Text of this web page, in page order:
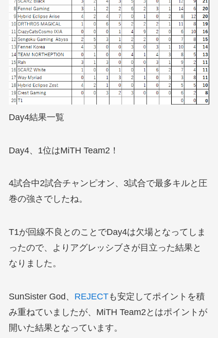
Day4結果一覧
Day4、1位はMiTH Team2！
4試合中2試合チャンピオン、3試合で最多キルと圧
巻の強さでしたね。
T1が回線不良とのことでDay4は欠場となってしま
ったので、よりアグレッシブさが目立った結果と
なりました。
SunSister God、 REJECTも安定してポイントを積
み重ねていましたが、MiTH Team2とはポイントが
開いた結果となっています。